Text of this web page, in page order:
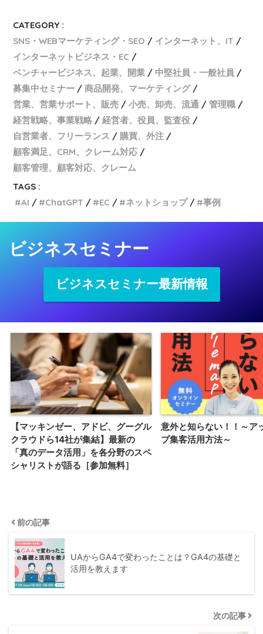
CATEGORY :
SNS・WEBマーケティング・SEO
インターネット、IT
インターネットビジネス・EC
ベンチャービジネス、起業、開業
中堅社員・一般社員
募集中セミナー
商品開発、マーケティング
営業、営業サポート、販売
小売、卸売、流通
管理職
経営戦略、事業戦略
経営者、役員、監査役
自営業者、フリーランス
購買、外注
顧客満足、CRM、クレーム対応
顧客管理、顧客対応、クレーム
TAGS :
AI
ChatGPT EC ネットショップ 事例
ビジネスセミナー
ビジネスセミナー最新情報
【マッキンゼー、アドビ、グーグル
クラウドら14社が集結】最新の
「真のデータ活用」を各分野のスペ
シャリストが語る［参加無料］
意外と知らない！！～ア
プ集客活用方法～
前の記事
UAからGA4で変わったことは？GA4の基礎と
活用を教えます
次の記事